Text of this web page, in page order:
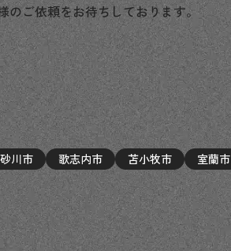
のご依頼をお待ちしております。
砂川市 歌志内市 苫小牧市 室蘭市